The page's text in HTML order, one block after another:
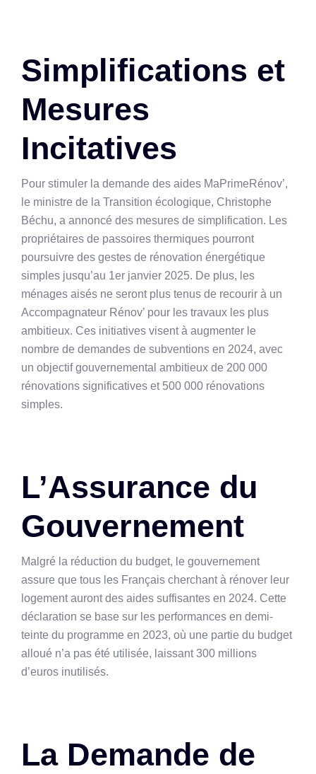
Simplifications et
Mesures
Incitatives
Pour stimuler la demande des aides MaPrimeRénov’,
le ministre de la Transition écologique, Christophe
Béchu, a annoncé des mesures de simplification. Les
propriétaires de passoires thermiques pourront
poursuivre des gestes de rénovation énergétique
simples jusqu’au 1er janvier 2025. De plus, les
ménages aisés ne seront plus tenus de recourir à un
Accompagnateur Rénov’ pour les travaux les plus
ambitieux. Ces initiatives visent à augmenter le
nombre de demandes de subventions en 2024, avec
un objectif gouvernemental ambitieux de 200 000
rénovations significatives et 500 000 rénovations
simples.
L’Assurance du
Gouvernement
Malgré la réduction du budget, le gouvernement
assure que tous les Français cherchant à rénover leur
logement auront des aides suffisantes en 2024. Cette
déclaration se base sur les performances en demi-
teinte du programme en 2023, où une partie du budget
alloué n’a pas été utilisée, laissant 300 millions
d’euros inutilisés.
La Demande de